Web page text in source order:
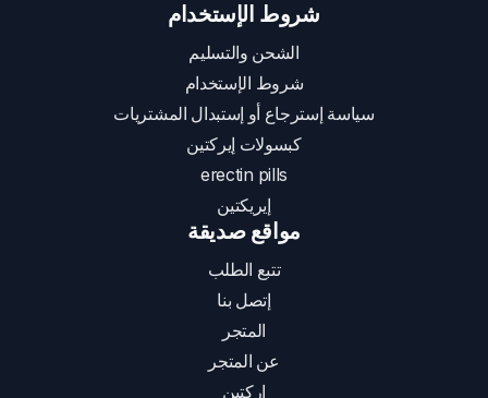
شروط الإستخدام
الشحن والتسليم
شروط الإستخدام
سياسة إسترجاع أو إستبدال المشتريات
كبسولات إيركتين
erectin pills
إيريكتين
مواقع صديقة
تتبع الطلب
إتصل بنا
المتجر
عن المتجر
إركتين